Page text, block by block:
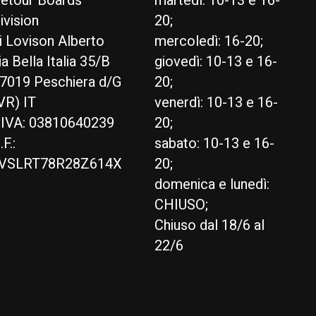
Lovison Alberto
Bella Italia 35/B
Peschiera d/G
IT
03810640239
20;
mercoledì: 16-20;
giovedì: 10-13 e 16-
20;
venerdì: 10-13 e 16-
20;
sabato: 10-13 e 16-
20;
domenica e lunedì:
CHIUSO;
Chiuso dal 18/6 al
22/6